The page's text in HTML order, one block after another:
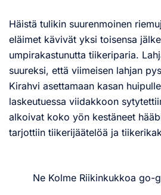
Häistä tulikin suurenmoinen
eläimet kävivät yksi toisensa
umpirakastunutta tiikeriparia.
suureksi, että viimeisen lahjan
Kirahvi asettamaan kasan
laskeutuessa viidakkoon
alkoivat koko yön kestäneet
tarjottiin tiikerijäätelöä ja
Ne Kolme Riikinkukkoa go-